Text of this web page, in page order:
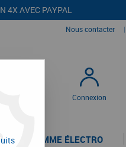
4X AVEC PAYPAL
Nous contacter |
Connexion
LA GAMME ÉLECTRO